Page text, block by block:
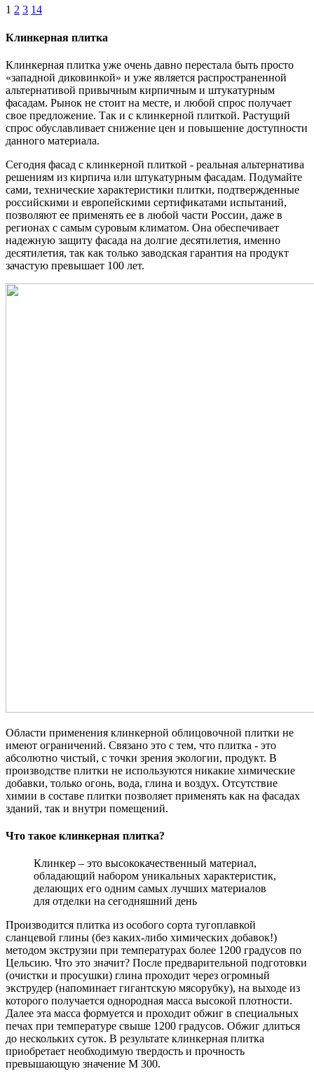
1 2 3 14
Клинкерная плитка
Клинкерная плитка уже очень давно перестала быть просто
«западной диковинкой» и уже является распространенной
альтернативой привычным кирпичным и штукатурным
фасадам. Рынок не стоит на месте, и любой спрос получает
свое предложение. Так и с клинкерной плиткой. Растущий
спрос обуславливает снижение цен и повышение доступности
данного материала.
Сегодня фасад с клинкерной плиткой - реальная альтернатива
решениям из кирпича или штукатурным фасадам. Подумайте
сами, технические характеристики плитки, подтвержденные
российскими и европейскими сертификатами испытаний,
позволяют ее применять ее в любой части России, даже в
регионах с самым суровым климатом. Она обеспечивает
надежную защиту фасада на долгие десятилетия, именно
десятилетия, так как только заводская гарантия на продукт
зачастую превышает 100 лет.
Области применения клинкерной облицовочной плитки не
имеют ограничений. Связано это с тем, что плитка - это
абсолютно чистый, с точки зрения экологии, продукт. В
производстве плитки не используются никакие химические
добавки, только огонь, вода, глина и воздух. Отсутствие
химии в составе плитки позволяет применять как на фасадах
зданий, так и внутри помещений.
Что такое клинкерная плитка?
Клинкер – это высококачественный материал,
обладающий набором уникальных характеристик,
делающих его одним самых лучших материалов
для отделки на сегодняшний день
Производится плитка из особого сорта тугоплавкой
сланцевой глины (без каких-либо химических добавок!)
методом экструзии при температурах более 1200 градусов по
Цельсию. Что это значит? После предварительной подготовки
(очистки и просушки) глина проходит через огромный
экструдер (напоминает гигантскую мясорубку), на выходе из
которого получается однородная масса высокой плотности.
Далее эта масса формуется и проходит обжиг в специальных
печах при температуре свыше 1200 градусов. Обжиг длиться
до нескольких суток. В результате клинкерная плитка
приобретает необходимую твердость и прочность
превышающую значение М 300.